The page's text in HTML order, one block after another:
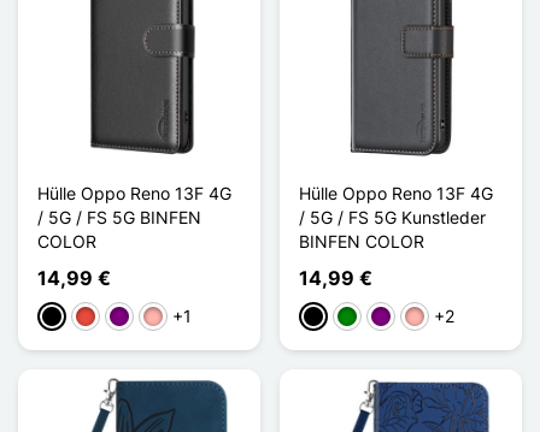
Hülle Oppo Reno 13F 4G
/ 5G / FS 5G BINFEN
COLOR
14,99 €
Schwarz
Rot ViolettRoségold
+1
Hülle Oppo Reno 13F 4G
/ 5G / FS 5G Kunstleder
BINFEN COLOR
14,99 €
Schwarz
GrünViolettRoségold
+2